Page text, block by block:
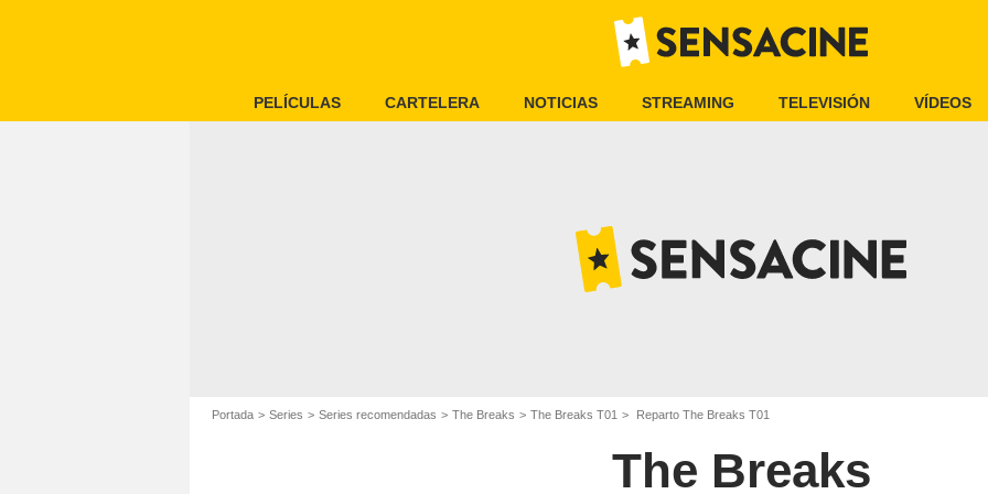
PELÍCULAS CARTELERA NOTICIAS STREAMING TELEVISIÓN VÍDEOS
Portada Series Series recomendadas The Breaks The Breaks T01 Reparto The Breaks T01
The Breaks